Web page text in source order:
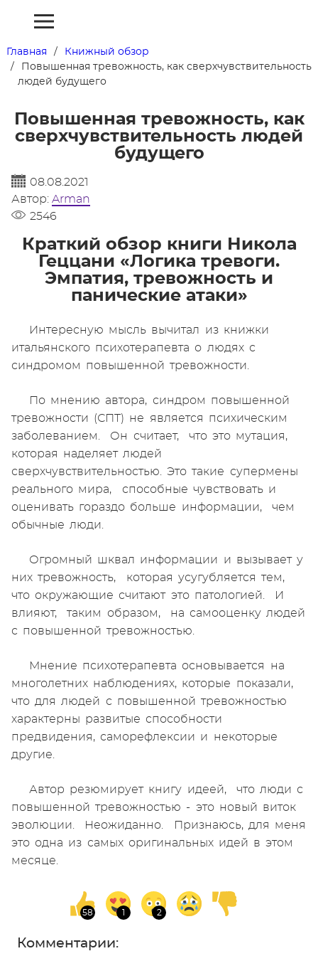
Главная
Книжный обзор
Повышенная тревожность, как сверхчувствительность
людей будущего
Повышенная тревожность, как
сверхчувствительность людей
будущего
08.08.2021
Автор: Arman
2546
Краткий обзор книги Никола
Геццани «Логика тревоги.
Эмпатия, тревожность и
панические атаки»
Интересную мысль вычитал из книжки
итальянского психотерапевта о людях с
синдромом повышенной тревожности.
По мнению автора, синдром повышенной
тревожности (СПТ) не является психическим
заболеванием. Он считает, что это мутация,
которая наделяет людей
сверхчувствительностью. Это такие супермены
реального мира, способные чувствовать и
оценивать гораздо больше информации, чем
обычные люди.
Огромный шквал информации и вызывает у
них тревожность, которая усугубляется тем,
что окружающие считают это патологией. И
влияют, таким образом, на самооценку людей
с повышенной тревожностью.
Мнение психотерапевта основывается на
многолетних наблюдениях, которые показали,
что для людей с повышенной тревожностью
характерны развитые способности
предвидения, саморефлексии и некоторые
другие.
Автор резюмирует книгу идеей, что люди с
повышенной тревожностью - это новый виток
эволюции. Неожиданно. Признаюсь, для меня
это одна из самых оригинальных идей в этом
месяце.
Комментарии: